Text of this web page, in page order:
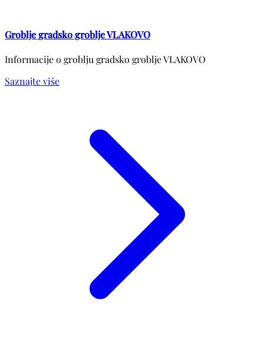
Groblje gradsko groblje VLAKOVO
Informacije o groblju gradsko groblje VLAKOVO
Saznajte više